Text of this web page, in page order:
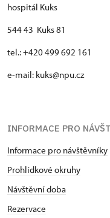
hospitál Kuks
544 43 Kuks 81
tel.: +420 499 692 161
e-mail: kuks@npu.cz
INFORMACE PRO
Informace pro návštěvníky
Prohlídkové okruhy
Návštěvní doba
Rezervace